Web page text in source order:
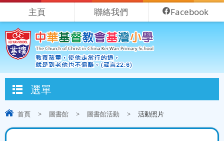
主頁 聯絡我們 Facebook
選單
首頁 > 圖書館 > 圖書館活動 > 活動照片